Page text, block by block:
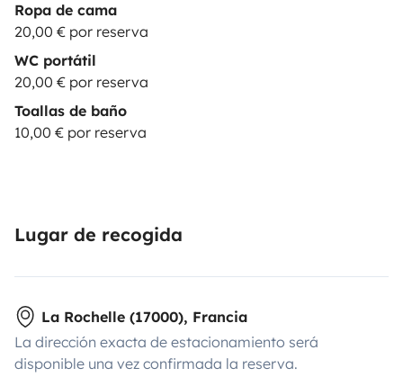
Ropa de cama
20,00 € por reserva
WC portátil
20,00 € por reserva
Toallas de baño
10,00 € por reserva
Lugar de recogida
La Rochelle (17000), Francia
La dirección exacta de estacionamiento será
disponible una vez confirmada la reserva.